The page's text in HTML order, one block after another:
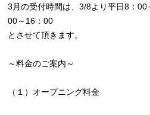
3月の受付時間は、3/8より平日8：
00～16：00
とさせて頂きます。
～料金のご案内～
（１）オープニング料金